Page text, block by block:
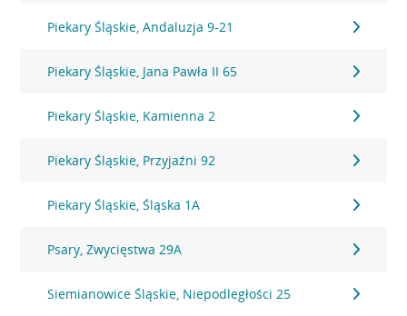
Piekary Śląskie, Andaluzja 9-21
Piekary Śląskie, Jana Pawła II 65
Piekary Śląskie, Kamienna 2
Piekary Śląskie, Przyjaźni 92
Piekary Śląskie, Śląska 1A
Psary, Zwycięstwa 29A
Siemianowice Śląskie, Niepodległości 25